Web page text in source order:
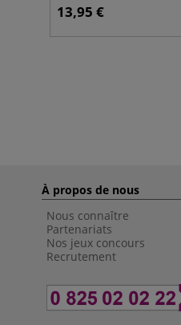
13,95 €
À propos de nous
Nous connaître
Partenariats
Nos jeux concours
Recrutement